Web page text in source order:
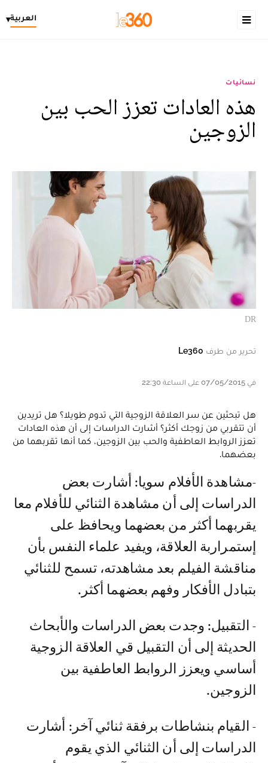
العربية▾
نسائيات
هذه العادات تعزز الحب بين
الزوجين
DR
تحرير من طرف Le360
في 07/05/2015 على الساعة 22:30
هل تبحثين عن سر العلاقة الزوجية التي تدوم طويلا؟ هل تريدين
أن تتقربي من زوجك أكثر؟ أشارت الدراسات إلى أن هذه العادات
تعزز الروابط العاطفية والحب بين الزوجين، كما أنها تقربهما من
بعضهما.
- مشاهدة الأفلام سويا: أشارت بعض
الدراسات إلى أن مشاهدة الثنائي للأفلام معا
يقربهما أكثر من بعضهما ويحافظ على
إستمرار بة العلاقة، ويفيد علماء النفس بأن
مناقشة الفيلم بعد مشاهدته، تسمح للثنائي
بتبادل الأفكار وفهم بعضهما أكثر.
- التقبيل: وجدت بعض الدراسات والأبحاث
الحديثة إلى أن التقبيل قي العلاقة الزوجية
أساسي ويعزز الروابط العاطفية بين
الزوجين.
- القيام بنشاطات برفقة ثنائي آخر: أشارت
الدراسات إلى أن الثنائي الذي يقوم